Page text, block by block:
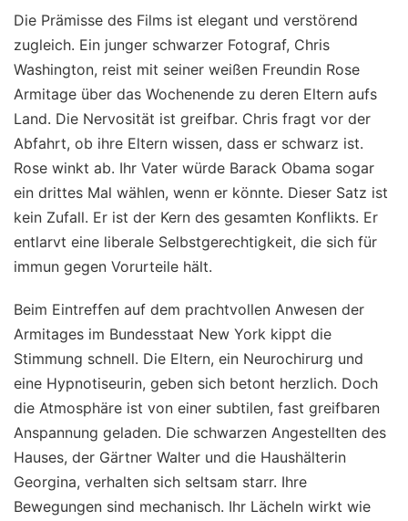
Die Prämisse des Films ist elegant und verstörend
zugleich. Ein junger schwarzer Fotograf, Chris
Washington, reist mit seiner weißen Freundin Rose
Armitage über das Wochenende zu deren Eltern aufs
Land. Die Nervosität ist greifbar. Chris fragt vor der
Abfahrt, ob ihre Eltern wissen, dass er schwarz ist.
Rose winkt ab. Ihr Vater würde Barack Obama sogar
ein drittes Mal wählen, wenn er könnte. Dieser Satz ist
kein Zufall. Er ist der Kern des gesamten Konflikts. Er
entlarvt eine liberale Selbstgerechtigkeit, die sich für
immun gegen Vorurteile hält.
Beim Eintreffen auf dem prachtvollen Anwesen der
Armitages im Bundesstaat New York kippt die
Stimmung schnell. Die Eltern, ein Neurochirurg und
eine Hypnotiseurin, geben sich betont herzlich. Doch
die Atmosphäre ist von einer subtilen, fast greifbaren
Anspannung geladen. Die schwarzen Angestellten des
Hauses, der Gärtner Walter und die Haushälterin
Georgina, verhalten sich seltsam starr. Ihre
Bewegungen sind mechanisch. Ihr Lächeln wirkt wie